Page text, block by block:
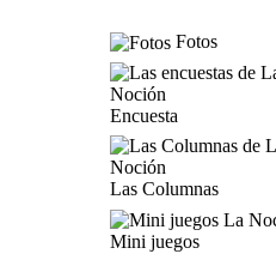
Fotos
Encuesta
Las Columnas
Mini juegos